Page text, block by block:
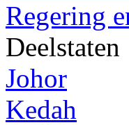
Regering
Deelstaten
Johor
Kedah